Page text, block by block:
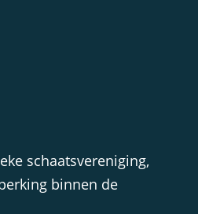
schaatsvereniging,
binnen de